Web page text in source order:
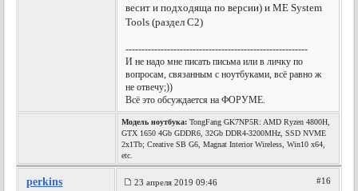
весит и подходяща по версии) и ME System
Tools (раздел С2)
---------------------------------------------------------
И не надо мне писать письма или в личку по
вопросам, связанным с ноутбуками, всё равно ж
не отвечу;))
Всё это обсуждается на ФОРУМЕ.
Модель ноутбука: TongFang GK7NP5R: AMD Ryzen 4800H,
GTX 1650 4Gb GDDR6, 32Gb DDR4-3200MHz, SSD NVME
2x1Tb; Creative SB G6, Magnat Interior Wireless, Win10 x64,
etc.
perkins 23 апреля 2019 09:46 #16